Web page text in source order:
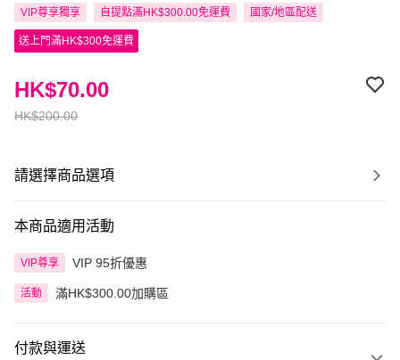
VIP尊享獨享 自提點滿HK$300.00免運費 國家/地區配送
送上門滿HK$300免運費
HK$200.00
HK$70.00
請選擇商品選項
本商品適用活動
VIP尊享 VIP 95折優惠
活動 滿HK$300.00加購區
付款與運送